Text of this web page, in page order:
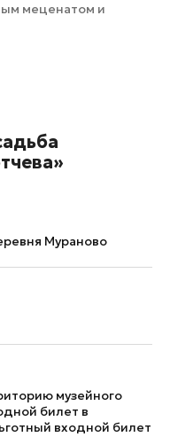
меценатом и
Мураново
музейного
билет в
входной билет